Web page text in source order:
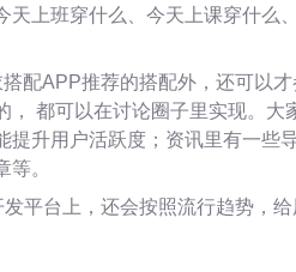
上班穿什么、今天上课穿什么
配APP推荐的搭配外，还可以
， 都可以在讨论圈子里实现。大
提升用户活跃度；资讯里有一些
。
平台上，还会按照流行趋势，